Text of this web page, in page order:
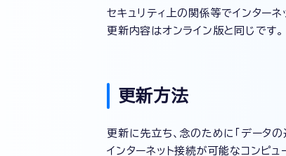
セキュリティ上の関係等でインター
更新内容はオンライン版と同じです。
更新方法
更新に先立ち、念のために「データ
インターネット接続が可能なコンピ